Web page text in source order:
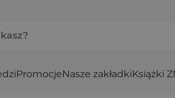
PromocjeNasze zakładkiKsiążki